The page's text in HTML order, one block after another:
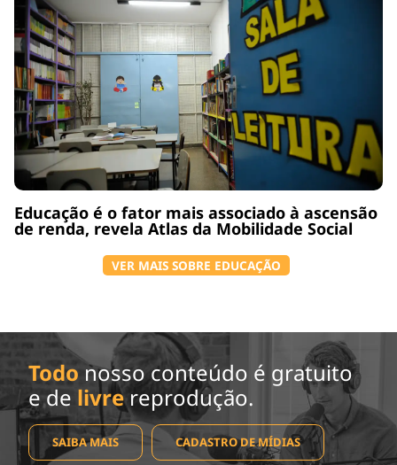
Educação é o fator mais associado à ascensão
de renda, revela Atlas da Mobilidade Social
VER MAIS SOBRE EDUCAÇÃO
Todo nosso conteúdo é gratuito
e de livrereprodução.
SAIBA MAIS CADASTRO DE MÍDIAS